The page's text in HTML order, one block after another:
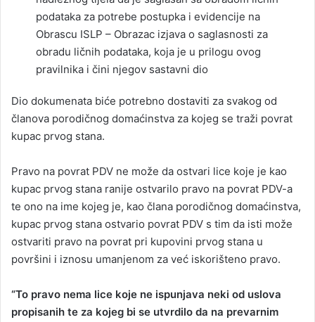
podataka za potrebe postupka i evidencije na
Obrascu ISLP – Obrazac izjava o saglasnosti za
obradu ličnih podataka, koja je u prilogu ovog
pravilnika i čini njegov sastavni dio
Dio dokumenata biće potrebno dostaviti za svakog od
članova porodičnog domaćinstva za kojeg se traži povrat
kupac prvog stana.
Pravo na povrat PDV ne može da ostvari lice koje je kao
kupac prvog stana ranije ostvarilo pravo na povrat PDV-a
te ono na ime kojeg je, kao člana porodičnog domaćinstva,
kupac prvog stana ostvario povrat PDV s tim da isti može
ostvariti pravo na povrat pri kupovini prvog stana u
površini i iznosu umanjenom za već iskorišteno pravo.
“To pravo nema lice koje ne ispunjava neki od uslova
propisanih te za kojeg bi se utvrdilo da na prevarnim